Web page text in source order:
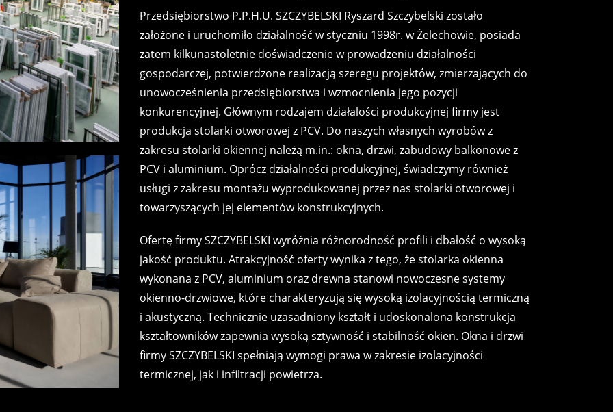
Przedsiębiorstwo P.P.H.U. SZCZYBELSKI Ryszard Szczybelski zostało
założone i uruchomiło działalność w styczniu 1998r. w Żelechowie, posiada
zatem kilkunastoletnie doświadczenie w prowadzeniu działalności
gospodarczej, potwierdzone realizacją szeregu projektów, zmierzających do
unowocześnienia przedsiębiorstwa i wzmocnienia jego pozycji
konkurencyjnej. Głównym rodzajem działalości produkcyjnej firmy jest
produkcja stolarki otworowej z PCV. Do naszych własnych wyrobów z
zakresu stolarki okiennej należą m.in.: okna, drzwi, zabudowy balkonowe z
PCV i aluminium. Oprócz działalności produkcyjnej, świadczymy również
usługi z zakresu montażu wyprodukowanej przez nas stolarki otworowej i
towarzyszących jej elementów konstrukcyjnych.
Ofertę firmy SZCZYBELSKI wyróżnia różnorodność profili i dbałość o wysoką
jakość produktu. Atrakcyjność oferty wynika z tego, że stolarka okienna
wykonana z PCV, aluminium oraz drewna stanowi nowoczesne systemy
okienno-drzwiowe, które charakteryzują się wysoką izolacyjnością termiczną
i akustyczną. Technicznie uzasadniony kształt i udoskonalona konstrukcja
kształtowników zapewnia wysoką sztywność i stabilność okien. Okna i drzwi
firmy SZCZYBELSKI spełniają wymogi prawa w zakresie izolacyjności
termicznej, jak i infiltracji powietrza.